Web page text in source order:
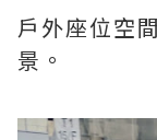
戶外座位空
景。